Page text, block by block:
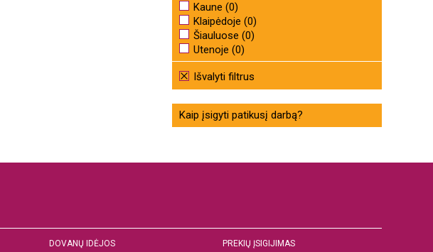
Kaune (0)
Klaipėdoje (0)
Šiauluose (0)
Utenoje (0)
Išvalyti filtrus
Kaip įsigyti patikusį darbą?
DOVANŲ IDĖJOS
PREKIŲ ĮSIGIJIMAS